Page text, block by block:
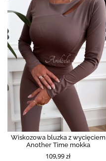
Wiskozowa bluzka z wycięciem
Another Time mokka
109,99 zł